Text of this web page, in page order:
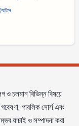
চলমান বিভিন্ন বিষয়ে
পাবলিক সোর্স এবং
যাচাই ও সম্পাদনা করা